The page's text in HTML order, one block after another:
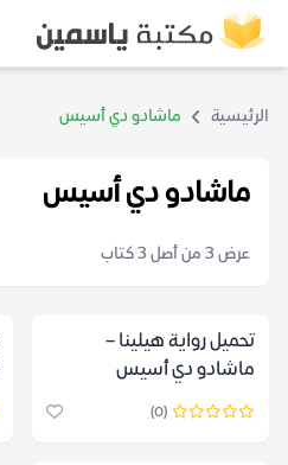
الرئيسية ماشادو دي أسيس
ماشادو دي أسيس
عرض 3 من أصل 3 كتاب
تحميل رواية هيلينا –
ماشادو دي أسيس
(0)